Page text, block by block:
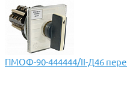
ПМОФ-90-444444/II-Д46